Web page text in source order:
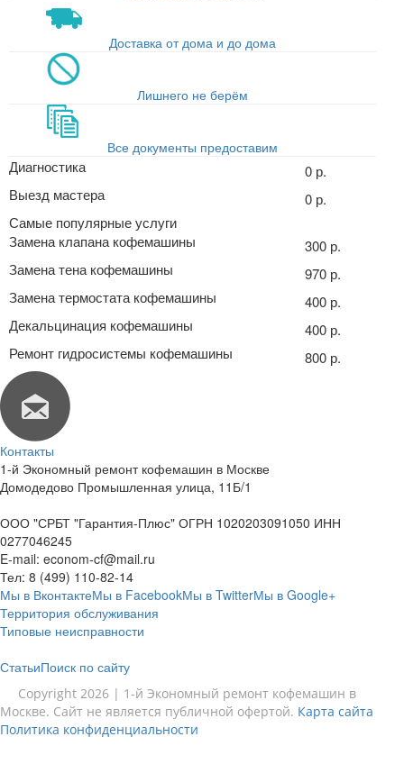
Доставка от дома и до дома
Лишнего не берём
Все документы предоставим
Диагностика
0 р.
Выезд мастера
0 р.
Самые популярные услуги
Замена клапана кофемашины
300 р.
Замена тена кофемашины
970 р.
Замена термостата кофемашины
400 р.
Декальцинация кофемашины
400 р.
Ремонт гидросистемы кофемашины
800 р.
Контакты
1-й Экономный ремонт кофемашин в Москве
Домодедово Промышленная улица, 11Б/1
ООО "СРБТ "Гарантия-Плюс" ОГРН 1020203091050 ИНН
0277046245
E-mail: econom-cf@mail.ru
Тел: 8 (499) 110-82-14
Мы в ВконтактеМы в FacebookМы в TwitterМы в Google+
Территория обслуживания
Типовые неисправности
СтатьиПоиск по сайту
Copyright 2026 | 1-й Экономный ремонт кофемашин в
Москве. Сайт не является публичной офертой. Карта сайта
Политика конфиденциальности